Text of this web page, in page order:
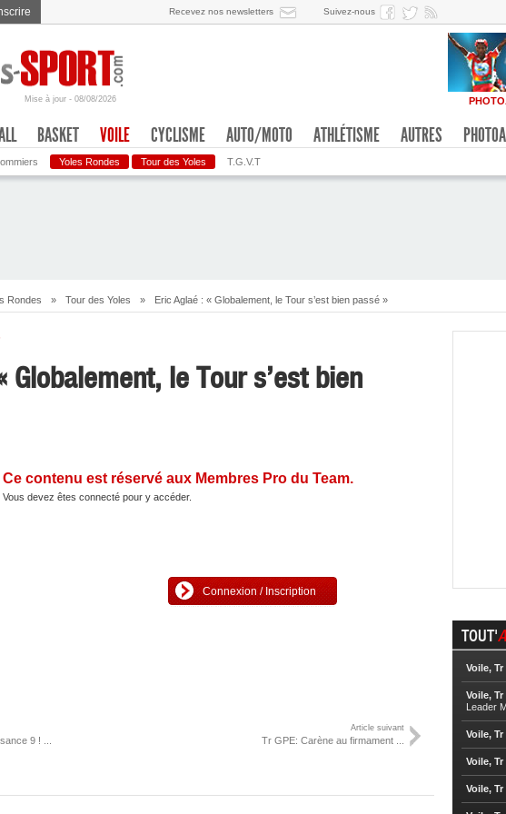
Recevez nos newsletters Suivez-nous
Mise à jour - 08/08/2026
BASKET VOILE
Yoles Rondes Tour des Yoles T.G.V.T
CYCLISME AUTO/MOTO ATHLÉTISME AUTRES
Rondes » Tour des Yoles » Eric Aglaé : « Globalement, le Tour s’est bien passé »
Globalement, le Tour s’est bien
Ce contenu est réservé aux Membres Pro du Team.
Vous devez êtes connecté pour y accéder.
Connexion / Inscription
9 ! ...
Article suivant
Tr GPE: Carène au firmament ...
TOUT'
Voile, Tr
Voile, Tr
Leader
Voile, Tr
Voile, Tr
Voile, Tr